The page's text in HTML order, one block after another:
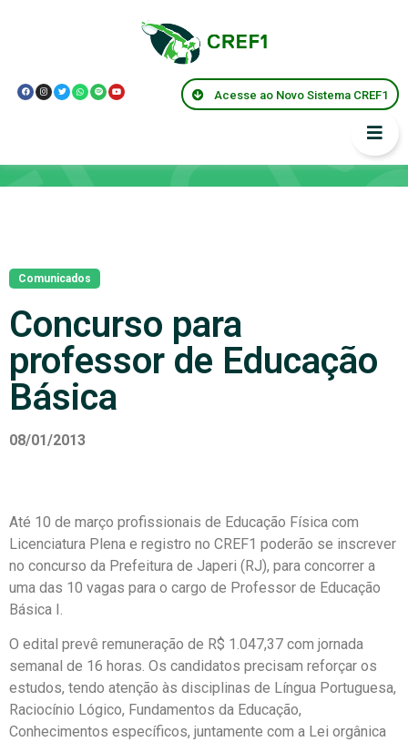
Acesse ao Novo Sistema CREF1
Comunicados
Concurso para
professor de Educação
Básica
08/01/2013
Até 10 de março profissionais de Educação Física com
Licenciatura Plena e registro no CREF1 poderão se inscrever
no concurso da Prefeitura de Japeri (RJ), para concorrer a
uma das 10 vagas para o cargo de Professor de Educação
Básica I.
O edital prevê remuneração de R$ 1.047,37 com jornada
semanal de 16 horas. Os candidatos precisam reforçar os
estudos, tendo atenção às disciplinas de Língua Portuguesa,
Raciocínio Lógico, Fundamentos da Educação,
Conhecimentos específicos, juntamente com a Lei orgânica